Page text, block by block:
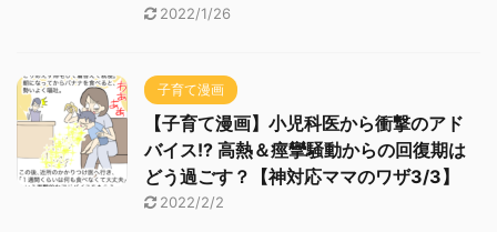
2022/1/26
子育て漫画
【子育て漫画】小児科医から衝撃のアド
バイス!? 高熱＆痙攣騒動からの回復期は
どう過ごす？【神対応ママのワザ3/3】
2022/2/2